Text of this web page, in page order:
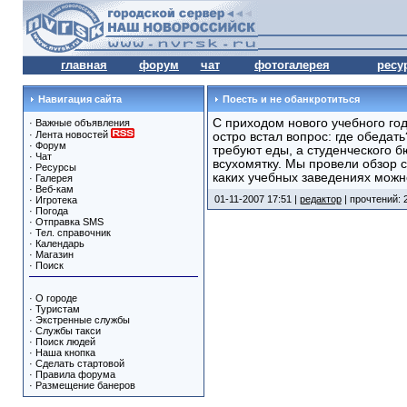
главная форум чат фотогалерея
Навигация сайта
· Важные объявления
· Лента новостей
· Форум
· Чат
· Ресурсы
· Галерея
· Веб-кам
· Игротека
· Погода
· Отправка SMS
· Тел. справочник
· Календарь
· Магазин
· Поиск
· О городе
· Туристам
· Экстренные службы
· Службы такси
· Поиск людей
· Наша кнопка
· Сделать стартовой
· Правила форума
· Размещение банеров
Поесть и не обанкротиться
С приходом нового учебного
остро встал вопрос: где
требуют еды, а студенческого
всухомятку. Мы провели обзор
каких учебных заведениях
01-11-2007 17:51 | редактор| прочтений: